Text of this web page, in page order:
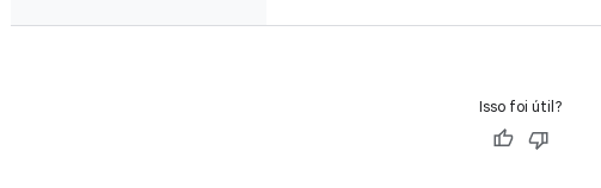
Isso foi útil?